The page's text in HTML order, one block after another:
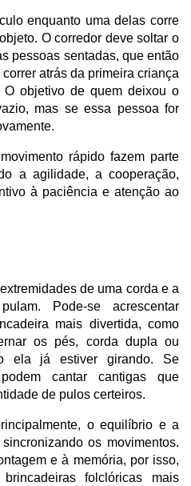
enquanto uma delas corre
O corredor deve soltar o
pessoas sentadas, que então
atrás da primeira criança
objetivo de quem deixou o
mas se essa pessoa for
rápido fazem parte
a agilidade, a cooperação,
à paciência e atenção ao
de uma corda e a
Pode-se acrescentar
mais divertida, como
os pés, corda dupla ou
ela já estiver girando. Se
cantar cantigas que
de pulos certeiros.
o equilíbrio e a
os movimentos.
e à memória, por isso,
folclóricas mais